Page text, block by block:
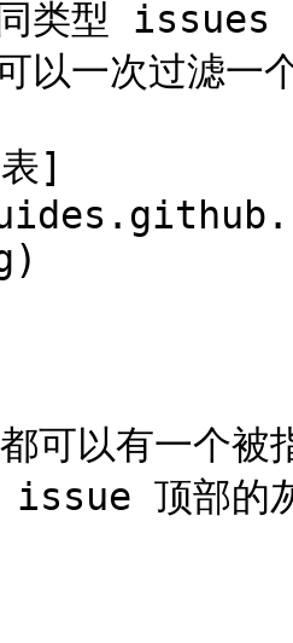
同类型 issues
以一次过滤一
]
可以有一个
issue 顶部的